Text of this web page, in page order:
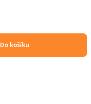
Do košíku